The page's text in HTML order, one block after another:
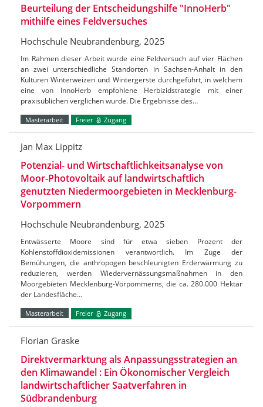
Beurteilung der Entscheidungshilfe "InnoHerb"
mithilfe eines Feldversuches
Hochschule Neubrandenburg, 2025
Im Rahmen dieser Arbeit wurde eine Feldversuch auf vier Flächen
an zwei unterschiedliche Standorten in Sachsen-Anhalt in den
Kulturen Winterweizen und Wintergerste durchgeführt, in welchem
eine von InnoHerb empfohlene Herbizidstrategie mit einer
praxisüblichen verglichen wurde. Die Ergebnisse des…
Masterarbeit Freier Zugang
Jan Max Lippitz
Potenzial- und Wirtschaftlichkeitsanalyse von
Moor-Photovoltaik auf landwirtschaftlich
genutzten Niedermoorgebieten in Mecklenburg-
Vorpommern
Hochschule Neubrandenburg, 2025
Entwässerte Moore sind für etwa sieben Prozent der
Kohlenstoffdioxidemissionen verantwortlich. Im Zuge der
Bemühungen, die anthropogen beschleunigten Erderwärmung zu
reduzieren, werden Wiedervernässungsmaßnahmen in den
Moorgebieten Mecklenburg-Vorpommerns, die ca. 280.000 Hektar
der Landesfläche…
Masterarbeit Freier Zugang
Florian Graske
Direktvermarktung als Anpassungsstrategien an
den Klimawandel : Ein Ökonomischer Vergleich
landwirtschaftlicher Saatverfahren in
Südbrandenburg